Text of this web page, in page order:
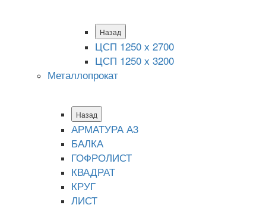
Назад
ЦСП 1250 х 2700
ЦСП 1250 х 3200
Металлопрокат
Назад
АРМАТУРА А3
БАЛКА
ГОФРОЛИСТ
КВАДРАТ
КРУГ
ЛИСТ